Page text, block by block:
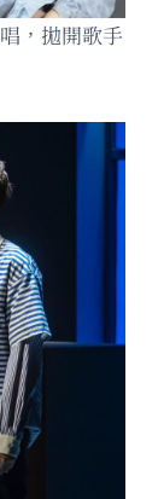
，拋開歌手